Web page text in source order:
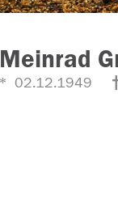
Meinrad
02.12.1949